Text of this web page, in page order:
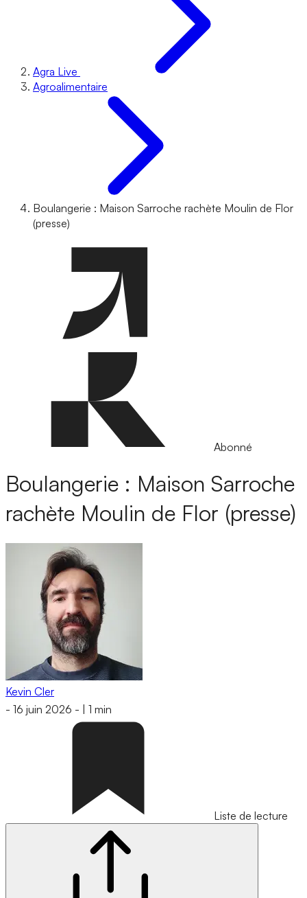
Agra Live
Agroalimentaire
Boulangerie : Maison Sarroche rachète Moulin de Flor
(presse)
Abonné
Boulangerie : Maison Sarroche
rachète Moulin de Flor (presse)
Kevin Cler
- 16 juin 2026 - 1 min
Liste de lecture